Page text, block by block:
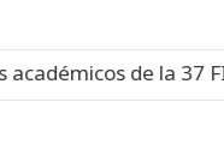
la 37 FILAH